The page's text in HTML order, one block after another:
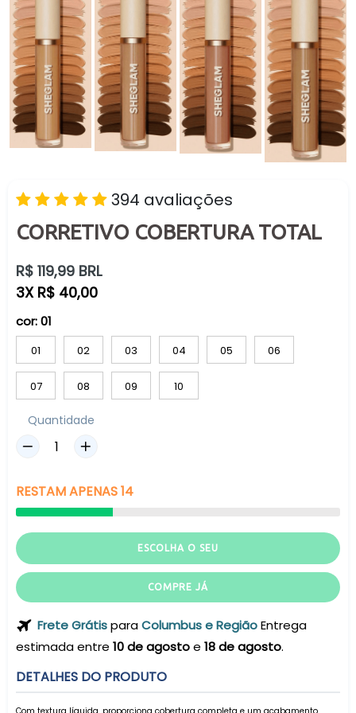
394 avaliações
CORRETIVO COBERTURA TOTAL
Preço
normal
R$ 119,99 BRL
3X R$ 40,00
cor:01
01 02 03 04 05 06
07 08 09 10
Quantidade
RESTAMAPENAS14
ESCOLHA O SEU
COMPRE JÁ
Frete GrátisparaColumbus e RegiãoEntrega
estimada entre 10 de agostoe 18 de agosto.
DETALHES DO PRODUTO